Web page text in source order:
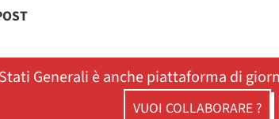
Generali è anche piattaforma di
VUOI COLLABORARE ?